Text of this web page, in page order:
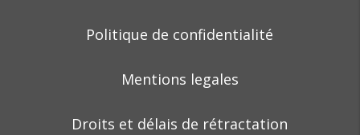
Politique de confidentialité
Mentions legales
Droits et délais de rétractation